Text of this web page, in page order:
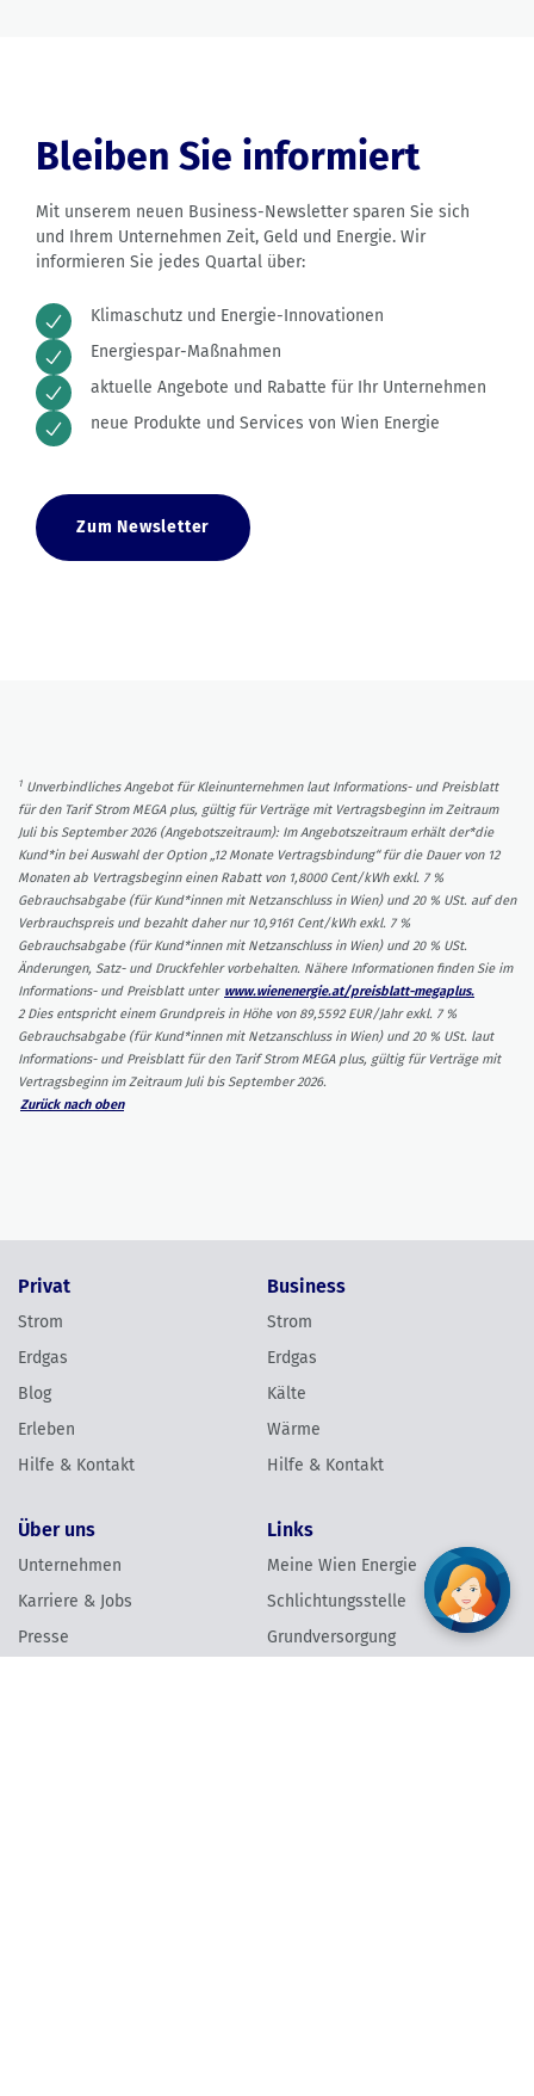
Bleiben Sie informiert
Mit unserem neuen Business-Newsletter sparen Sie sich
und Ihrem Unternehmen Zeit, Geld und Energie. Wir
informieren Sie jedes Quartal über:
Klimaschutz und Energie-Innovationen
Energiespar-Maßnahmen
aktuelle Angebote und Rabatte für Ihr Unternehmen
neue Produkte und Services von Wien Energie
Zum Newsletter
1 Unverbindliches Angebot für Kleinunternehmen laut Informations- und Preisblatt
für den Tarif Strom MEGA plus, gültig für Verträge mit Vertragsbeginn im Zeitraum
Juli bis September 2026 (Angebotszeitraum): Im Angebotszeitraum erhält der*die
Kund*in bei Auswahl der Option „12 Monate Vertragsbindung“ für die Dauer von 12
Monaten ab Vertragsbeginn einen Rabatt von 1,8000 Cent/kWh exkl. 7 %
Gebrauchsabgabe (für Kund*innen mit Netzanschluss in Wien) und 20 % USt. auf den
Verbrauchspreis und bezahlt daher nur 10,9161 Cent/kWh exkl. 7 %
Gebrauchsabgabe (für Kund*innen mit Netzanschluss in Wien) und 20 % USt.
Änderungen, Satz- und Druckfehler vorbehalten. Nähere Informationen finden Sie im
Informations- und Preisblatt unter www.wienenergie.at/preisblatt-megaplus.
2 Dies entspricht einem Grundpreis in Höhe von 89,5592 EUR/Jahr exkl. 7 %
Gebrauchsabgabe (für Kund*innen mit Netzanschluss in Wien) und 20 % USt. laut
Informations- und Preisblatt für den Tarif Strom MEGA plus, gültig für Verträge mit
Vertragsbeginn im Zeitraum Juli bis September 2026.
Zurück nach oben
Privat
Strom
Erdgas
Blog
Erleben
Hilfe & Kontakt
Business
Strom
Erdgas
Kälte
Wärme
Hilfe & Kontakt
Über uns
Unternehmen
Karriere & Jobs
Presse
Links
Meine Wien Energie
Schlichtungsstelle
Grundversorgung